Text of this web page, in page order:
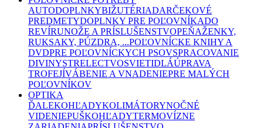
AUTODOPLNKYBIŽUTÉRIADARČEKOVÉ
PREDMETYDOPLNKY PRE POĽOVNÍKADO
REVÍRUNOŽE A PRÍSLUŠENSTVOPEŇAŽENKY,
RUKSAKY, PÚZDRA, ...POĽOVNÍCKE KNIHY A
DVDPRE POĽOVNÍCKYCH PSOVSPRACOVANIE
DIVINYSTRELECTVOSVIETIDLÁÚPRAVA
TROFEJÍVÁBENIE A VNADENIEPRE MALÝCH
POĽOVNÍKOV
OPTIKA
ĎALEKOHĽADYKOLIMÁTORYNOČNÉ
VIDENIEPUŠKOHĽADYTERMOVÍZNE